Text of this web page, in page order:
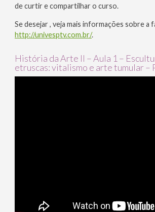
de curtir e compartilhar o curso.
Se desejar , veja mais informações sobre a
http://univesptv.com.br/.
História da Arte II – Aula 1 –
etruscas: vitalismo e arte tumular –